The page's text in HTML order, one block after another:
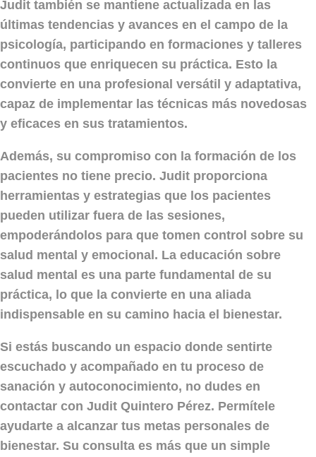
Judit también se mantiene actualizada en las
últimas tendencias y avances en el campo de la
psicología, participando en formaciones y talleres
continuos que enriquecen su práctica. Esto la
convierte en una profesional versátil y adaptativa,
capaz de implementar las técnicas más novedosas
y eficaces en sus tratamientos.
Además, su compromiso con la formación de los
pacientes no tiene precio. Judit proporciona
herramientas y estrategias que los pacientes
pueden utilizar fuera de las sesiones,
empoderándolos para que tomen control sobre su
salud mental y emocional. La educación sobre
salud mental es una parte fundamental de su
práctica, lo que la convierte en una aliada
indispensable en su camino hacia el bienestar.
Si estás buscando un espacio donde sentirte
escuchado y acompañado en tu proceso de
sanación y autoconocimiento, no dudes en
contactar con Judit Quintero Pérez. Permítele
ayudarte a alcanzar tus metas personales de
bienestar. Su consulta es más que un simple